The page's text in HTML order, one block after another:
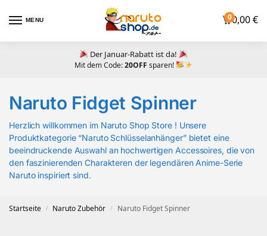
MENU 00,00€
Der Januar-Rabatt ist da!
Mit dem Code:20OFF sparen!
Naruto Fidget Spinner
Herzlich willkommen im Naruto Shop Store ! Unsere
Produktkategorie “Naruto Schlüsselanhänger” bietet eine
beeindruckende Auswahl an hochwertigen Accessoires, die von
den faszinierenden Charakteren der legendären Anime-Serie
Naruto inspiriert sind.
Startseite / Naruto Zubehör / Naruto Fidget Spinner